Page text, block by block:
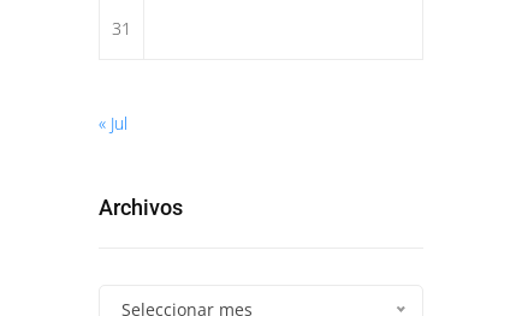
31
« Jul
Archivos
Seleccionar mes